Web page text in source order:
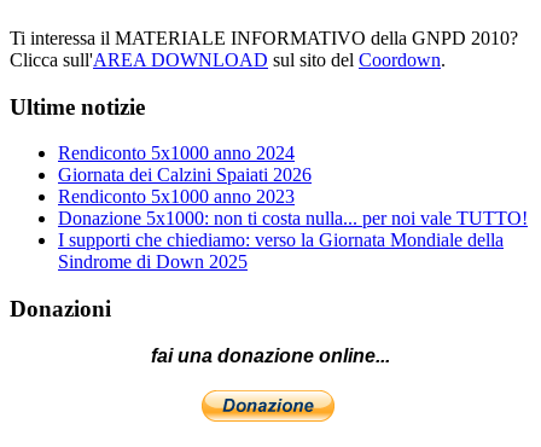
Ti interessa il MATERIALE INFORMATIVO della GNPD 2010?
Clicca sull'AREA DOWNLOAD sul sito del Coordown.
Ultime notizie
Rendiconto 5x1000 anno 2024
Giornata dei Calzini Spaiati 2026
Rendiconto 5x1000 anno 2023
Donazione 5x1000: non ti costa nulla... per noi vale TUTTO!
I supporti che chiediamo: verso la Giornata Mondiale della
Sindrome di Down 2025
Donazioni
fai una donazione online...